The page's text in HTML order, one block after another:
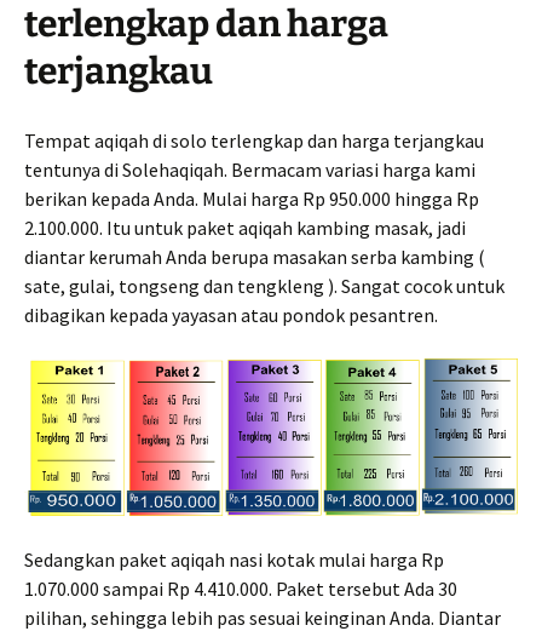
terlengkap dan harga
terjangkau
Tempat aqiqah di solo terlengkap dan harga terjangkau
tentunya di Solehaqiqah. Bermacam variasi harga kami
berikan kepada Anda. Mulai harga Rp 950.000 hingga Rp
2.100.000. Itu untuk paket aqiqah kambing masak, jadi
diantar kerumah Anda berupa masakan serba kambing (
sate, gulai, tongseng dan tengkleng ). Sangat cocok untuk
dibagikan kepada yayasan atau pondok pesantren.
Sedangkan paket aqiqah nasi kotak mulai harga Rp
1.070.000 sampai Rp 4.410.000. Paket tersebut Ada 30
pilihan, sehingga lebih pas sesuai keinginan Anda. Diantar